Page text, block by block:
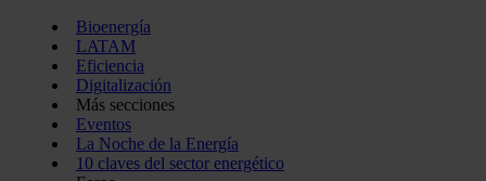
Bioenergía
LATAM
Eficiencia
Digitalización
Más secciones
Eventos
La Noche de la Energía
10 claves del sector energético